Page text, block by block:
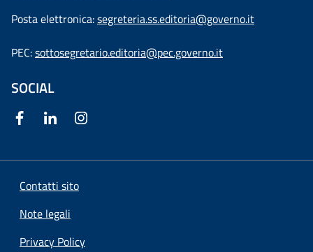
Posta elettronica:segreteria.ss.editoria@governo.it
PEC:sottosegretario.editoria@pec.governo.it
SOCIAL
Contatti sito
Note legali
Privacy Policy